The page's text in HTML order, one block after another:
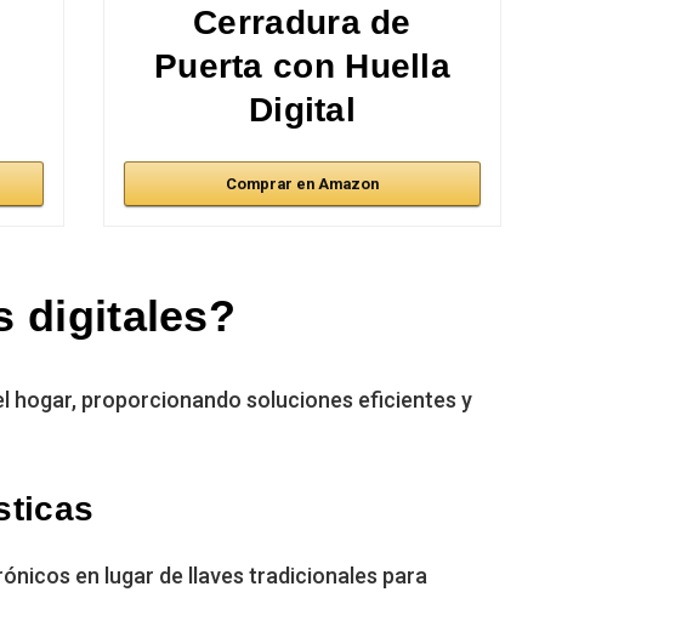
Cerradura de
Puerta con Huella
Digital
Comprar en Amazon
digitales?
hogar, proporcionando soluciones eficientes y
en lugar de llaves tradicionales para